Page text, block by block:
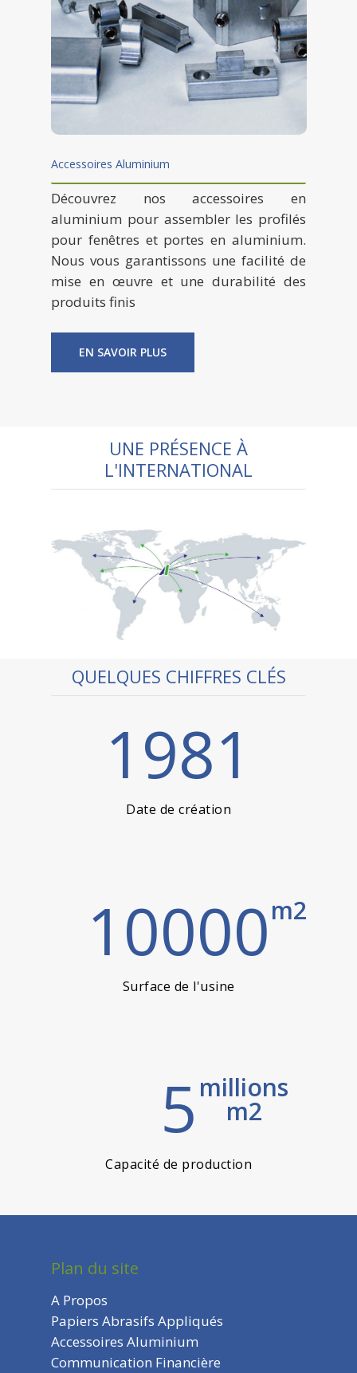
Accessoires Aluminium
Découvrez nos accessoires en
aluminium pour assembler les profilés
pour fenêtres et portes en aluminium.
Nous vous garantissons une facilité de
mise en œuvre et une durabilité des
produits finis
EN SAVOIR PLUS
UNE PRÉSENCE À
L'INTERNATIONAL
QUELQUES CHIFFRES CLÉS
1981
Date de création
10000m2
Surface de l'usine
5 millions
m2
Capacité de production
Plan du site
A Propos
Papiers Abrasifs Appliqués
Accessoires Aluminium
Communication Financière
CONTACT
| EN